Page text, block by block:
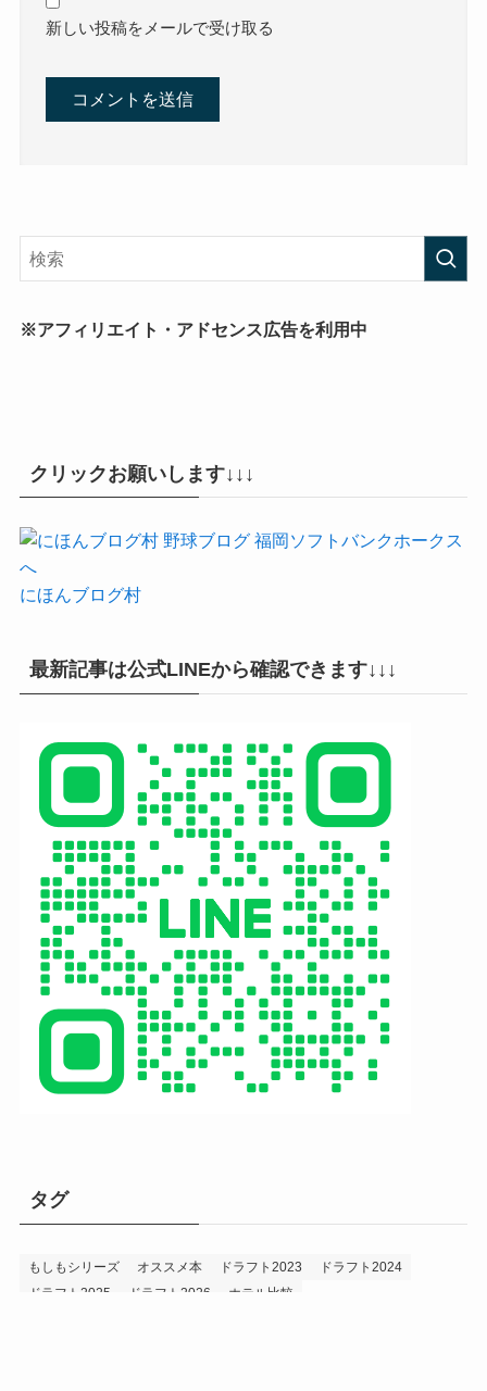
新しい投稿をメールで受け取る
※アフィリエイト・アドセンス広告を利用中
クリックお願いします↓↓↓
にほんブログ村
最新記事は公式LINEから確認できます↓↓↓
タグ
もしもシリーズ オススメ本 ドラフト2023
ドラフト2024
ドラフト2025
ドラフト2026
ホテル比較